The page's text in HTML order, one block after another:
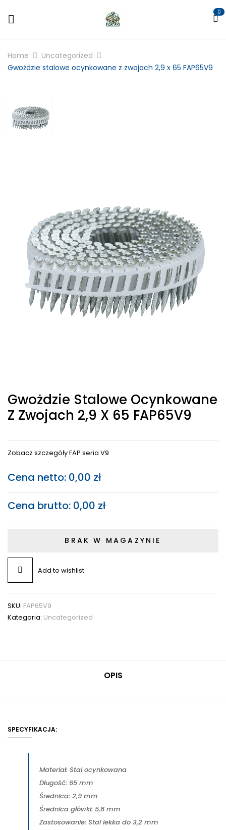
0
Home
Uncategorized
Gwożdzie stalowe ocynkowane z zwojach 2,9 x 65 FAP65V9
Gwożdzie Stalowe Ocynkowane
Z Zwojach 2,9 X 65 FAP65V9
Zobacz szczegóły FAP seria V9
Cena netto: 0,00 zł
Cena brutto: 0,00 zł
BRAK W MAGAZYNIE
Add to wishlist
SKU: FAP65V9
Kategoria: Uncategorized
OPIS
SPECYFIKACJA:
Materiał: Stal ocynkowana
Długość: 65 mm
Średnica: 2,9 mm
Średnica główki: 5,8 mm
Zastosowanie: Stal lekka do 3,2 mm